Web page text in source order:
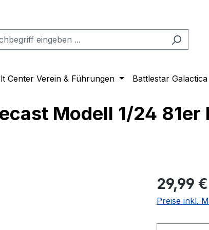
Center Verein & Führungen Battlestar Galactica
Modell 1/24 81er
Regulärer
29,99 €
Preise inkl.